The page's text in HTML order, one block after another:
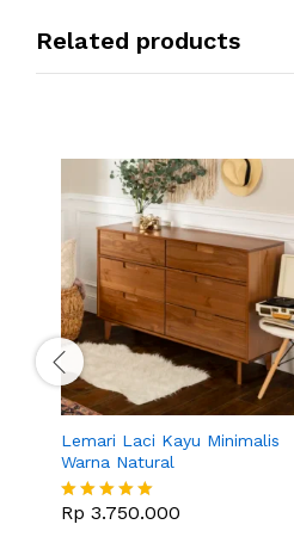
Related products
Lemari Laci Kayu Minimalis
Warna Natural
Dinilai
Rp 3.750.000